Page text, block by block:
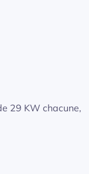
29 KW chacune,